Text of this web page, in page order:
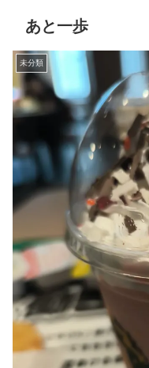
あと一歩
未分類